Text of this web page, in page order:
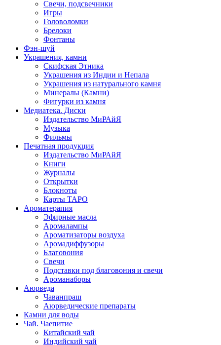
Свечи, подсвечники
Игры
Головоломки
Брелоки
Фонтаны
Фэн-шуй
Украшения, камни
Скифская Этника
Украшения из Индии и Непала
Украшения из натурального камня
Минералы (Камни)
Фигурки из камня
Медиатека. Диски
Издательство МиРАйЯ
Музыка
Фильмы
Печатная продукция
Издательство МиРАйЯ
Книги
Журналы
Открытки
Блокноты
Карты ТАРО
Ароматерапия
Эфирные масла
Аромалампы
Ароматизаторы воздуха
Аромадиффузоры
Благовония
Свечи
Подставки под благовония и свечи
Ароманаборы
Аюрведа
Чаванпраш
Аюрведические препараты
Камни для воды
Чай. Чаепитие
Китайский чай
Индийский чай